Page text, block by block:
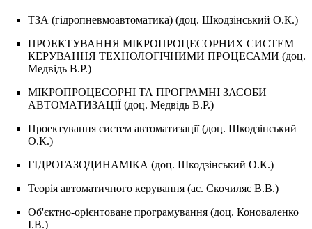
ТЗА (гідропневмоавтоматика) (доц. Шкодзінський О.К.)
ПРОЕКТУВАННЯ МІКРОПРОЦЕСОРНИХ СИСТЕМ
КЕРУВАННЯ ТЕХНОЛОГІЧНИМИ ПРОЦЕСАМИ (доц.
Медвідь В.Р.)
МІКРОПРОЦЕСОРНІ ТА ПРОГРАМНІ ЗАСОБИ
АВТОМАТИЗАЦІЇ (доц. Медвідь В.Р.)
Проектування систем автоматизації(доц. Шкодзінський
О.К.)
ГІДРОГАЗОДИНАМІКА (доц. Шкодзінський О.К.)
Теорія автоматичного керування (ас. Скочиляс В.В.)
Об'єктно-орієнтоване програмування (доц. Коноваленко
І.В.)